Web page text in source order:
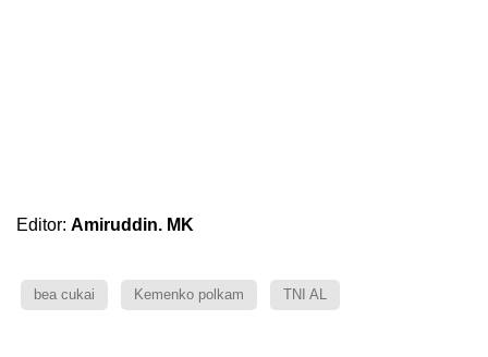
Editor: Amiruddin. MK
bea cukai Kemenko polkam TNI AL